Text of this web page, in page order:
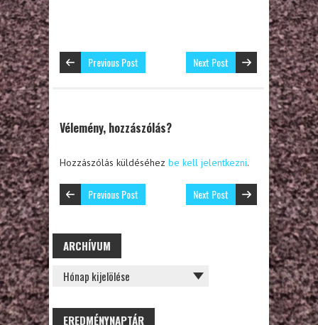
Previous Post Next Post
Vélemény, hozzászólás?
Hozzászólás küldéséhez be kell jelentkezni.
Previous Post Next Post
ARCHÍVUM
ARCHÍVUM
EREDMÉNYNAPTÁR